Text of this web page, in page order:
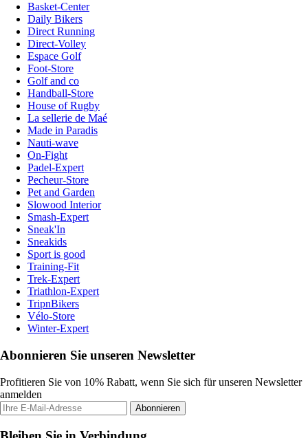
Basket-Center
Daily Bikers
Direct Running
Direct-Volley
Espace Golf
Foot-Store
Golf and co
Handball-Store
House of Rugby
La sellerie de Maé
Made in Paradis
Nauti-wave
On-Fight
Padel-Expert
Pecheur-Store
Pet and Garden
Slowood Interior
Smash-Expert
Sneak'In
Sneakids
Sport is good
Training-Fit
Trek-Expert
Triathlon-Expert
TripnBikers
Vélo-Store
Winter-Expert
Abonnieren Sie unseren Newsletter
Profitieren Sie von 10% Rabatt, wenn Sie sich für unseren Newsletter
anmelden
Abonnieren